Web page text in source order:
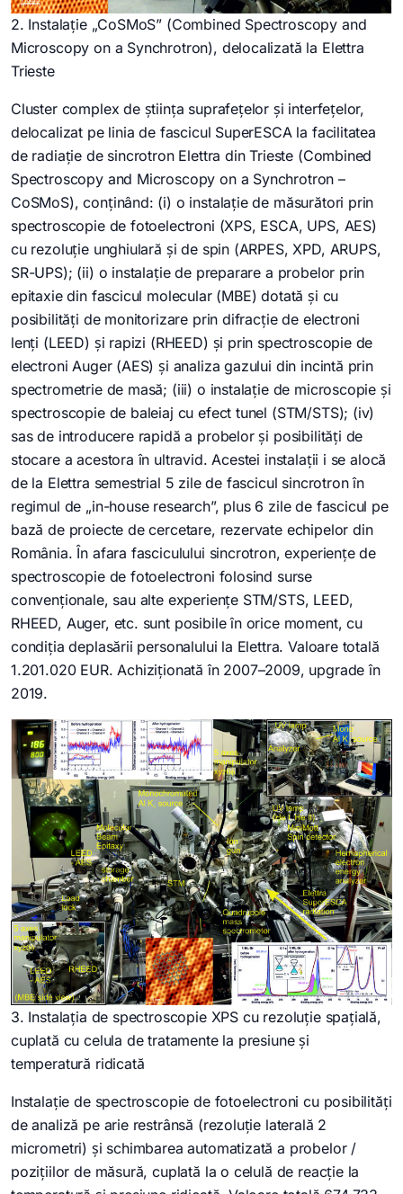
2. Instalație „CoSMoS” (Combined Spectroscopy and
Microscopy on a Synchrotron), delocalizată la Elettra
Trieste
Cluster complex de știința suprafețelor și interfețelor,
delocalizat pe linia de fascicul SuperESCA la facilitatea
de radiație de sincrotron Elettra din Trieste (Combined
Spectroscopy and Microscopy on a Synchrotron –
CoSMoS), conținând: (i) o instalație de măsurători prin
spectroscopie de fotoelectroni (XPS, ESCA, UPS, AES)
cu rezoluție unghiulară și de spin (ARPES, XPD, ARUPS,
SR-UPS); (ii) o instalație de preparare a probelor prin
epitaxie din fascicul molecular (MBE) dotată și cu
posibilități de monitorizare prin difracție de electroni
lenți (LEED) și rapizi (RHEED) și prin spectroscopie de
electroni Auger (AES) și analiza gazului din incintă prin
spectrometrie de masă; (iii) o instalație de microscopie și
spectroscopie de baleiaj cu efect tunel (STM/STS); (iv)
sas de introducere rapidă a probelor și posibilități de
stocare a acestora în ultravid. Acestei instalații i se alocă
de la Elettra semestrial 5 zile de fascicul sincrotron în
regimul de „in-house research”, plus 6 zile de fascicul pe
bază de proiecte de cercetare, rezervate echipelor din
România. În afara fasciculului sincrotron, experiențe de
spectroscopie de fotoelectroni folosind surse
convenționale, sau alte experiențe STM/STS, LEED,
RHEED, Auger, etc. sunt posibile în orice moment, cu
condiția deplasării personalului la Elettra. Valoare totală
1.201.020 EUR. Achiziționată în 2007–2009, upgrade în
2019.
3. Instalația de spectroscopie XPS cu rezoluție spațială,
cuplată cu celula de tratamente la presiune și
temperatură ridicată
Instalație de spectroscopie de fotoelectroni cu posibilități
de analiză pe arie restrânsă (rezoluție laterală 2
micrometri) și schimbarea automatizată a probelor /
pozițiilor de măsură, cuplată la o celulă de reacție la